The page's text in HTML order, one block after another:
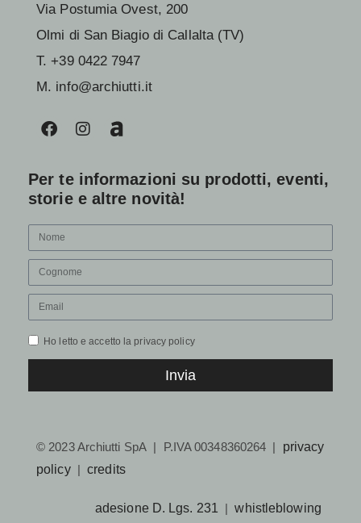
Via Postumia Ovest, 200
Olmi di San Biagio di Callalta (TV)
T. +39 0422 7947
M. info@archiutti.it
Per te informazioni su prodotti, eventi,
storie e altre novità!
Ho letto e accetto la privacy policy
Invia
© 2023 Archiutti SpA | P.IVA 00348360264 | privacy
policy|credits
adesione D. Lgs. 231 |whistleblowing